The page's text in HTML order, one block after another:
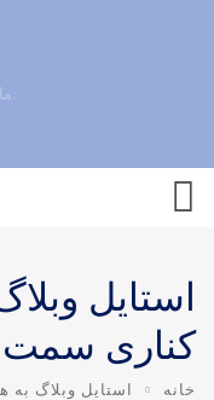
ما را دنبال کنید:
استایل
کناری
خانه استایل وبلاگ